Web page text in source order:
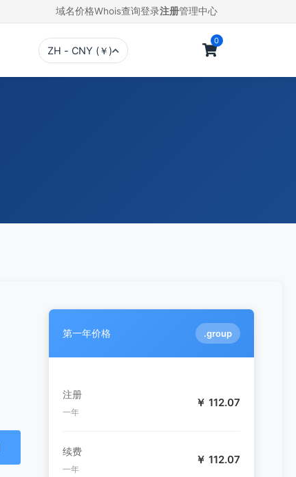
域名价格Whois查询登录注册管理中心
ZH - CNY (￥)
0
第一年价格 .group
注册
一年
￥ 112.07
续费
一年
￥ 112.07